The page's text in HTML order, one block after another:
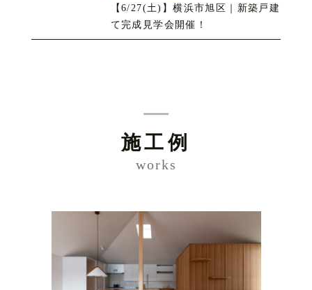
【6/27(土)】横浜市旭区｜新築戸建
て完成見学会開催！
施工例
works